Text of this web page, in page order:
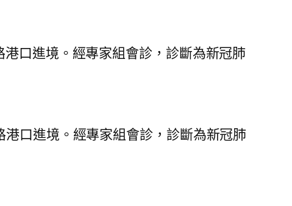
口進境。經專家組會診，診斷為新冠肺
口進境。經專家組會診，診斷為新冠肺